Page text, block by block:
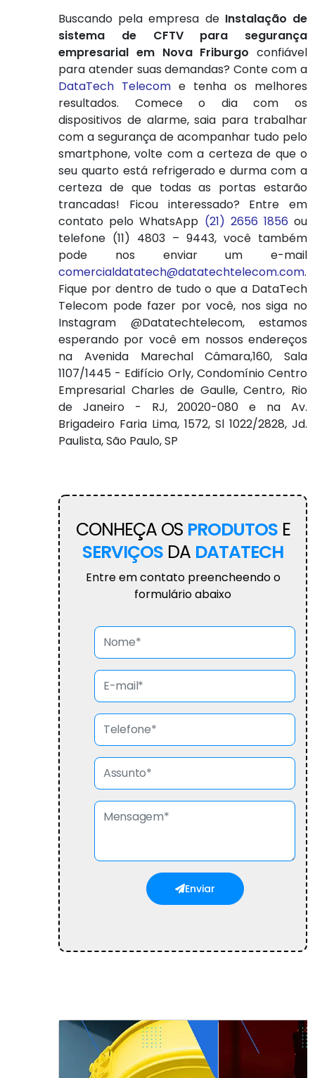
Buscando pela empresa de Instalação de
sistema de CFTV para segurança
empresarial em Nova Friburgo confiável
para atender suas demandas? Conte com a
DataTech Telecom e tenha os melhores
resultados. Comece o dia com os
dispositivos de alarme, saia para trabalhar
com a segurança de acompanhar tudo pelo
smartphone, volte com a certeza de que o
seu quarto está refrigerado e durma com a
certeza de que todas as portas estarão
trancadas! Ficou interessado? Entre em
contato pelo WhatsApp (21) 2656 1856 ou
telefone (11) 4803 – 9443, você também
pode nos enviar um e-mail
comercialdatatech@datatechtelecom.com.
Fique por dentro de tudo o que a DataTech
Telecom pode fazer por você, nos siga no
Instagram @Datatechtelecom, estamos
esperando por você em nossos endereços
na Avenida Marechal Câmara,160, Sala
1107/1445 - Edifício Orly, Condomínio Centro
Empresarial Charles de Gaulle, Centro, Rio
de Janeiro - RJ, 20020-080 e na Av.
Brigadeiro Faria Lima, 1572, Sl 1022/2828, Jd.
Paulista, São Paulo, SP
CONHEÇA OS PRODUTOSE
SERVIÇOS DA DATATECH
Entre em contato preencheendo o
formulário abaixo
Enviar